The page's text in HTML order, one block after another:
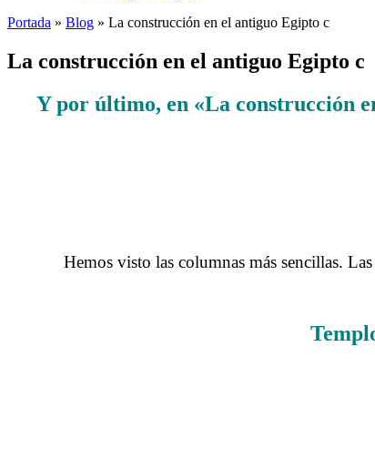
Portada » Blog » La construcción en el antiguo Egipto c
La construcción en el antiguo Egipto c
Y por último, en «La construcción
Hemos visto las columnas más sencillas.